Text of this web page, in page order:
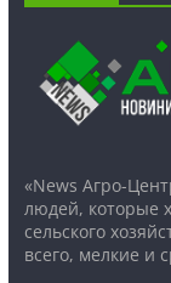
«News Агро-
людей, которые
сельского
всего, мелкие и